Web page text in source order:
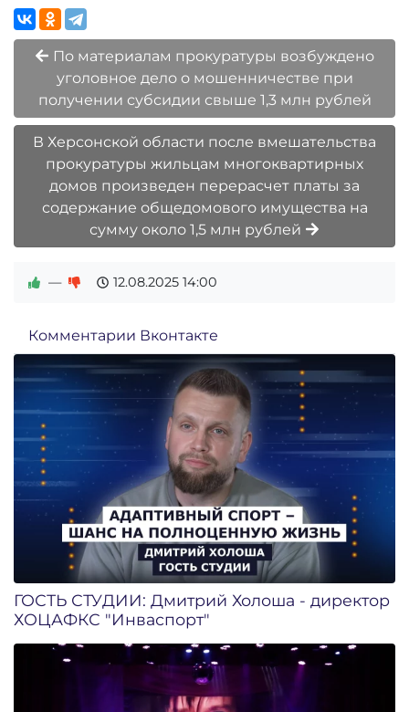
По материалам прокуратуры возбуждено
уголовное дело о мошенничестве при
получении субсидии свыше 1,3 млн рублей
В Херсонской области после вмешательства
прокуратуры жильцам многоквартирных
домов произведен перерасчет платы за
содержание общедомового имущества на
сумму около 1,5 млн рублей
— 12.08.2025 14:00
Комментарии Вконтакте
ГОСТЬ СТУДИИ: Дмитрий Холоша - директор
ХОЦАФКС "Инваспорт"